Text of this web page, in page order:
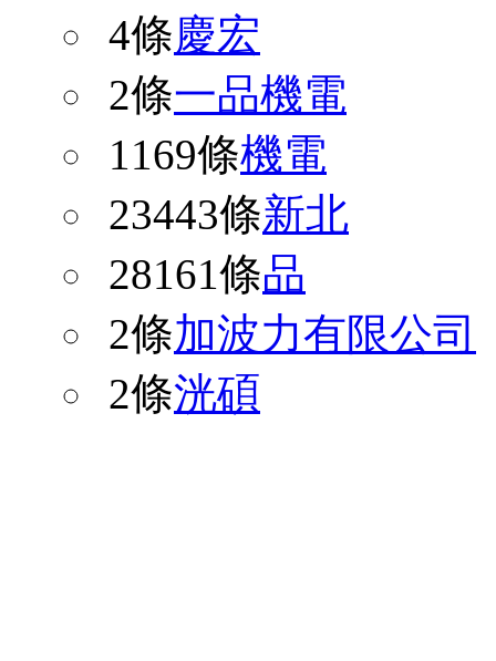
4條慶宏
2條一品機電
1169條機電
23443條新北
28161條品
2條加波力有限公司
2條洸碩